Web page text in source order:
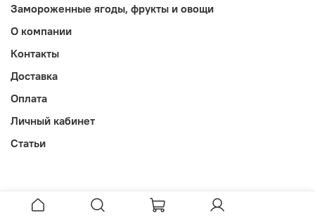
Замороженные ягоды, фрукты и овощи
О компании
Контакты
Доставка
Оплата
Личный кабинет
Статьи